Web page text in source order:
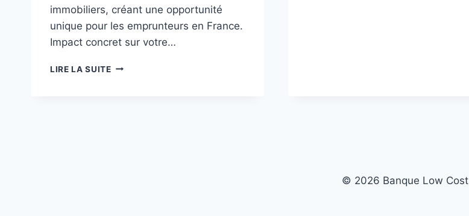
immobiliers, créant une opportunité
unique pour les emprunteurs en France.
Impact concret sur votre…
LIRE LA SUITEGUIDE
© 2026 Banque Low Cost